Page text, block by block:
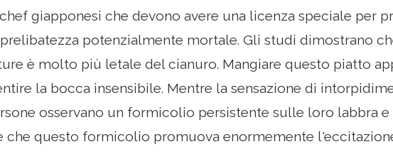
giapponesi che devono avere una licenza speciale per
potenzialmente mortale. Gli studi dimostrano
è molto più letale del cianuro. Mangiare questo piatto
la bocca insensibile. Mentre la sensazione di
osservano un formicolio persistente sulle loro labbra
che questo formicolio promuova enormemente